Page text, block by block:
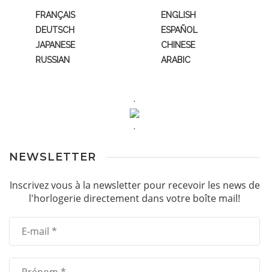
FRANÇAIS
ENGLISH
DEUTSCH
ESPAÑOL
JAPANESE
CHINESE
RUSSIAN
ARABIC
.
.
NEWSLETTER
Inscrivez vous à la newsletter pour recevoir les news de
l'horlogerie directement dans votre boîte mail!